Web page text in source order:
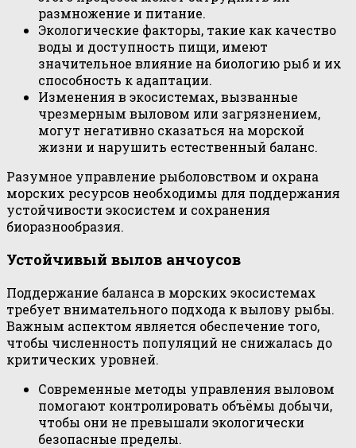
размножение и питание.
Экологические факторы, такие как качество
воды и доступность пищи, имеют
значительное влияние на биологию рыб и их
способность к адаптации.
Изменения в экосистемах, вызванные
чрезмерным выловом или загрязнением,
могут негативно сказаться на морской
жизни и нарушить естественный баланс.
Разумное управление рыболовством и охрана
морских ресурсов необходимы для поддержания
устойчивости экосистем и сохранения
биоразнообразия.
Устойчивый вылов анчоусов
Поддержание баланса в морских экосистемах
требует внимательного подхода к вылову рыбы.
Важным аспектом является обеспечение того,
чтобы численность популяций не снижалась до
критических уровней.
Современные методы управления выловом
помогают контролировать объёмы добычи,
чтобы они не превышали экологически
безопасные пределы.